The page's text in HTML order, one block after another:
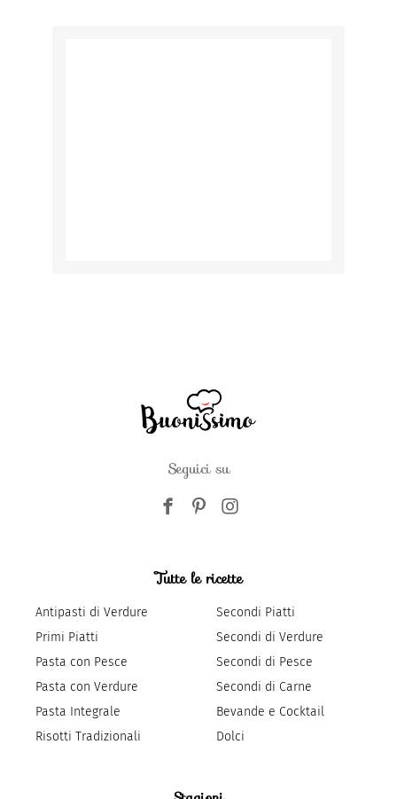
Seguici su
Tutte le ricette
Antipasti di Verdure
Primi Piatti
Pasta con Pesce
Pasta con Verdure
Pasta Integrale
Risotti Tradizionali
Secondi Piatti
Secondi di Verdure
Secondi di Pesce
Secondi di Carne
Bevande e Cocktail
Dolci